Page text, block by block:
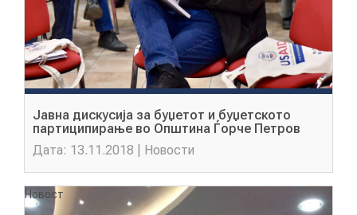
Jавна дискусија за буџетот и буџетското
партиципирање во Општина Ѓорче Петров
Дата: 13.11.2018 | Новости
Новост